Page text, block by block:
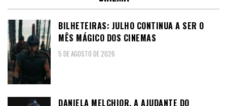
BILHETEIRAS: JULHO CONTINUA A SER O
MÊS MÁGICO DOS CINEMAS
5 DE AGOSTO DE 2026
DANIELA MELCHIOR, A AJUDANTE DO